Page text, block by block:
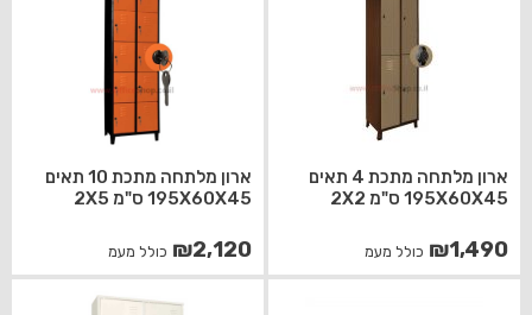
ארון מלתחה מתכת 4 תאים
195X60X45 ס"מ 2X2
₪1,490 כולל מעמ
ארון מלתחה מתכת 10 תאים
195X60X45 ס"מ 2X5
₪2,120 כולל מעמ